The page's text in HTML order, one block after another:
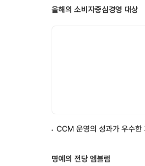
올해의 소비자중심경영 대상
CCM 운영의 성과가 우수한
명예의 전당 엠블럼